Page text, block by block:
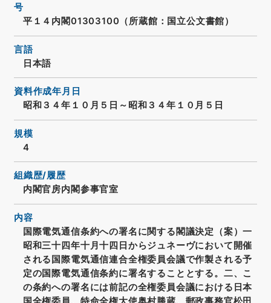
号
平１４内閣01303100（所蔵館：国立公文書館）
言語
日本語
資料作成年月日
昭和３４年１０月５日～昭和３４年１０月５日
規模
4
組織歴/履歴
内閣官房内閣参事官室
内容
国際電気通信条約への署名に関する閣議決定（案）一
昭和三十四年十月十四日からジュネーヴにおいて開催
される国際電気通信連合全権委員会議で作製される予
定の国際電気通信条約に署名することとする。二、こ
の条約への署名には前記の全権委員会議における日本